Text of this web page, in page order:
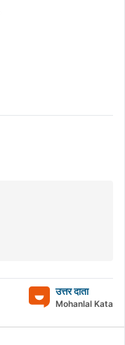
उत्तर दाता
Mohanlal Kata